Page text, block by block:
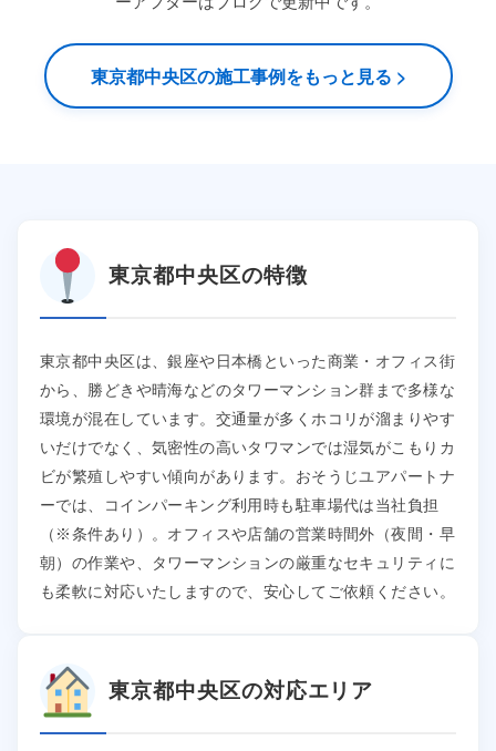
東京都中央区の施工事例をもっと見る >
東京都中央区の特徴
東京都中央区は、銀座や日本橋といった商業・オフィス街
から、勝どきや晴海などのタワーマンション群まで多様な
環境が混在しています。交通量が多くホコリが溜まりやす
いだけでなく、気密性の高いタワマンでは湿気がこもりカ
ビが繁殖しやすい傾向があります。おそうじユアパートナ
ーでは、コインパーキング利用時も駐車場代は当社負担
（※条件あり）。オフィスや店舗の営業時間外（夜間・早
朝）の作業や、タワーマンションの厳重なセキュリティに
も柔軟に対応いたしますので、安心してご依頼ください。
東京都中央区の対応エリア